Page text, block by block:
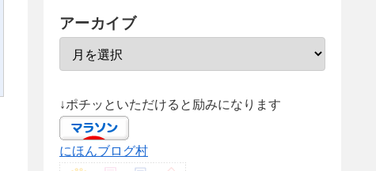
アーカイブ
↓ポチッといただけると励みになります
にほんブログ村